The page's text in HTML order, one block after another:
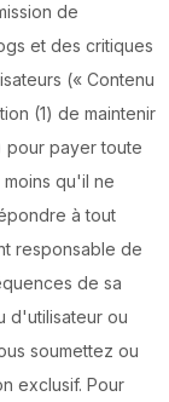
de
et des critiques
(« Contenu
(1) de maintenir
pour payer toute
qu'il ne
à tout
responsable de
de sa
d'utilisateur ou
soumettez ou
exclusif. Pour